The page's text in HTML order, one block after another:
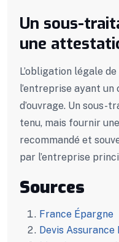
Un sous-
une
L’obligation légale
l’entreprise ayant
d’ouvrage. Un sous-
tenu, mais fournir
recommandé et
par l’entreprise
Sources
France Épargne
Devis Assurance